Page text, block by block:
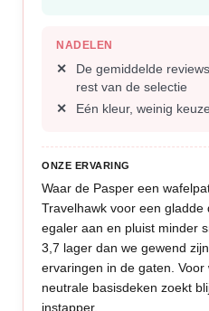
NADELEN
De gemiddelde
rest van de selectie
Eén kleur, weinig
ONZE ERVARING
Waar de Pasper een
Travelhawk voor een gladde
egaler aan en pluist minder
3,7 lager dan we gewend
ervaringen in de gaten. Voor
neutrale basisdeken zoekt
instapper.